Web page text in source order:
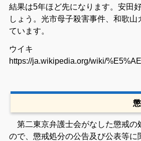
結果は5年ほど先になります。 安田
しょう。光市母子殺害事件、和歌
ています。
ウイキ
https://ja.wikipedia.org/wiki/
第二東京弁護士会がなした懲戒の
ので、懲戒処分の公告及び公表等に